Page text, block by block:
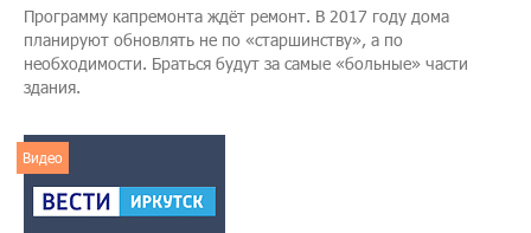
Программу капремонта ждёт ремонт. В 2017 году дома
планируют обновлять не по «старшинству», а по
необходимости. Браться будут за самые «больные» части
здания.
Видео